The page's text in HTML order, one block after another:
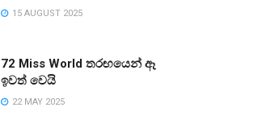
15 AUGUST 2025
72 Miss World තරඟයෙන් ඈ
ඉවත් වෙයි
22 MAY 2025